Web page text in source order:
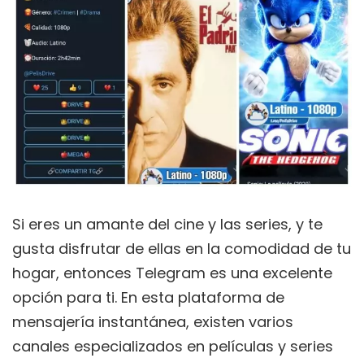
Si eres un amante del cine y las series, y te
gusta disfrutar de ellas en la comodidad de tu
hogar, entonces Telegram es una excelente
opción para ti. En esta plataforma de
mensajería instantánea, existen varios
canales especializados en películas y series